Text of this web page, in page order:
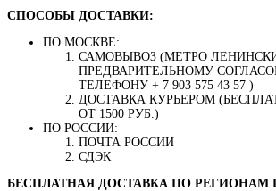
СПОСОБЫ ДОСТАВКИ:
ПО МОСКВЕ:
САМОВЫВОЗ (МЕТРО
ПРЕДВАРИТЕЛЬНОМУ
ТЕЛЕФОНУ + 7 903 575 43 57 )
ДОСТАВКА КУРЬЕРОМ
ОТ 1500 РУБ.)
ПО РОССИИ:
ПОЧТА РОССИИ
СДЭК
БЕСПЛАТНАЯ ДОСТАВКА ПО РЕГИОНАМ